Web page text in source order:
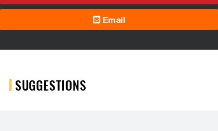
Email
SUGGESTIONS